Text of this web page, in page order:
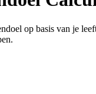
op basis van je